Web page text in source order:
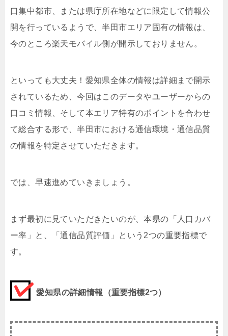
口集中都市、または県庁所在地などに限定して情報公
開を行っているようで、半田市エリア固有の情報は、
今のところ楽天モバイル側が開示しておりません。
といっても大丈夫！愛知県全体の情報は詳細まで開示
されているため、今回はこのデータやユーザーからの
口コミ情報、そして本エリア特有のポイントを合わせ
て総合する形で、半田市における通信環境・通信品質
の情報を特定させていただきます。
では、早速進めていきましょう。
まず最初に見ていただきたいのが、本県の「人口カバ
ー率」と、「通信品質評価」という2つの重要指標で
す。
愛知県の詳細情報（重要指標2つ）